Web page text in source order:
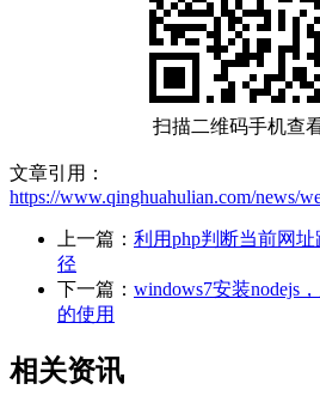
扫描二维码手机查
文章引用：
https://www.qinghuahulian.com/news/
上一篇： 利用php判断当前网
径
下一篇： windows7安装nodejs
的使用
相关资讯